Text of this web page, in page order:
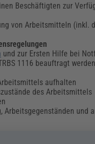
Beschäftigten zur
von Arbeitsmitteln (inkl.
und zur Ersten Hilfe bei
1116 beauftragt
aufhalten
des Arbeitsmittels
Arbeitsgegenständen und